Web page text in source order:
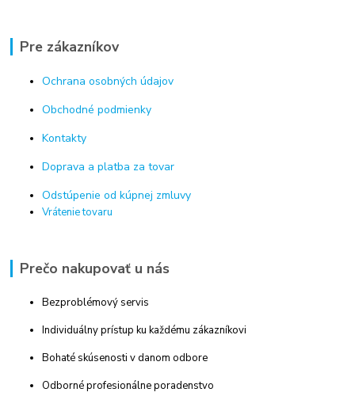
Pre zákazníkov
Ochrana osobných údajov
Obchodné podmienky
Kontakty
Doprava a platba za tovar
Odstúpenie od kúpnej zmluvy
Vrátenie tovaru
Prečo nakupovať u nás
Bezproblémový servis
Individuálny prístup ku každému zákazníkovi
Bohaté skúsenosti v danom odbore
Odborné profesionálne poradenstvo